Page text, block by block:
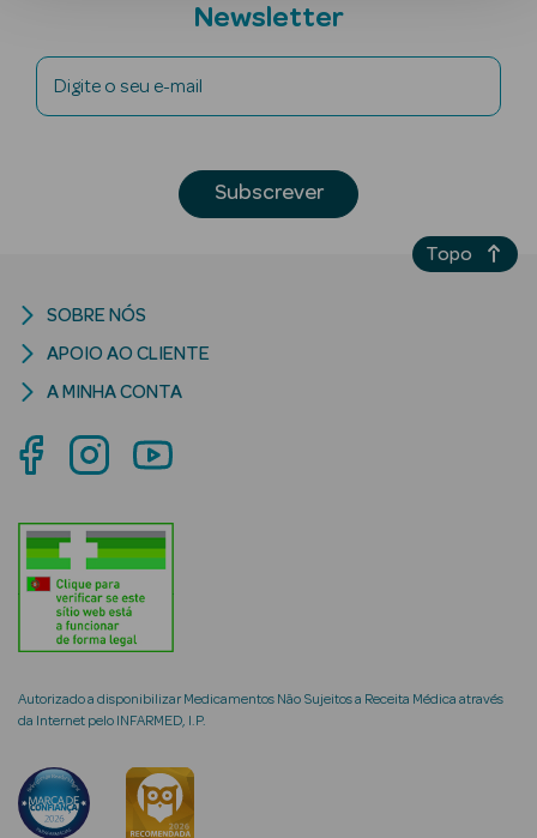
Corpo
Rosto e
Ver Tudo
Cosmética
Rosto
Hidratantes
Anti-
envelhecimento
Newsletter
Digite o seu e-mail
Subscrever
Autorizado a disponibilizar Medicamentos Não Sujeitos a Receita Médica através
da Internet pelo INFARMED, I.P.
SOBRE NÓS
APOIO AO CLIENTE
A MINHA CONTA
Topo